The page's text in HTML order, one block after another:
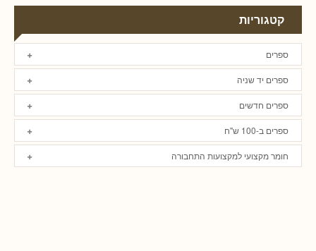
קטגוריות
ספרים
ספרים יד שניה
ספרים חדשים
ספרים ב-100 ש"ח
חומר מקצועי למקצועות התחבורה